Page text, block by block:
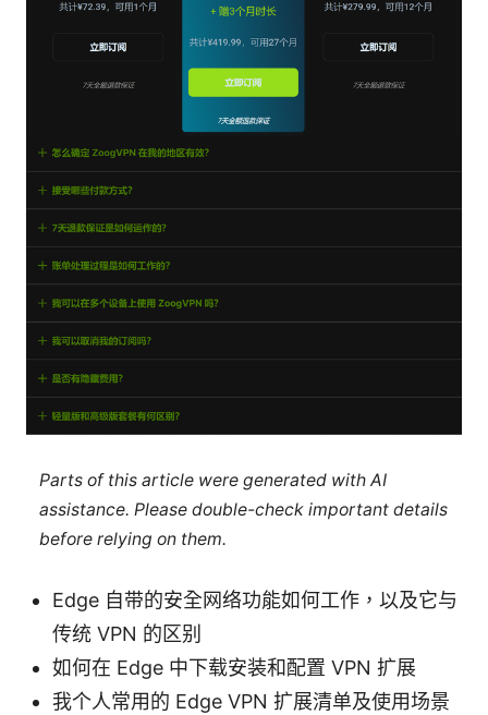
Parts of this article were generated with AI
assistance. Please double-check important details
before relying on them.
Edge 自带的安全网络功能如何工作，以及它与
传统 VPN 的区别
如何在 Edge 中下载安装和配置 VPN 扩展
我个人常用的 Edge VPN 扩展清单及使用场景